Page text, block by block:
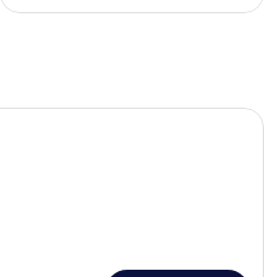
Une chambre d’hôtel avec deux lits,